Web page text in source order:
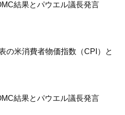
結果とパウエル議長発言
の米消費者物価指数（CPI）と
結果とパウエル議長発言